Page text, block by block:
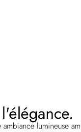
lumineuse